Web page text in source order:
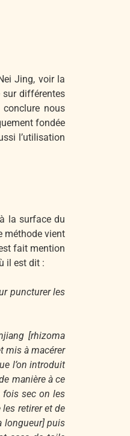
Jing, voir la
différentes
nous
fondée
l’utilisation
la surface du
méthode vient
fait mention
il est dit :
puncturer les
[rhizoma
mis à macérer
l’on introduit
manière à ce
fois sec on les
retirer et de
longueur] puis